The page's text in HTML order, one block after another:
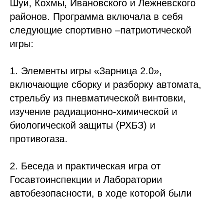
Шуи, Кохмы, Ивановского и Лежневского
районов. Программа включала в себя
следующие спортивно –патриотической
игры:
1. Элементы игры «Зарница 2.0»,
включающие сборку и разборку автомата,
стрельбу из пневматической винтовки,
изучение радиационно-химической и
биологической защиты (РХБЗ) и
противогаза.
2. Беседа и практическая игра от
Госавтоинспекции и Лаборатории
автобезопасности, в ходе которой были